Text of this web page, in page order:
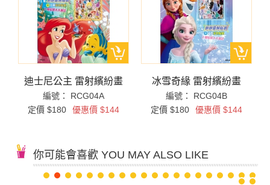
迪士尼公主 雷射繽紛畫
編號： RCG04A
定價 $180
優惠價 $144
冰雪奇緣 雷射繽紛畫
編號： RCG04B
定價 $180
優惠價 $144
你可能會喜歡 YOU MAY ALSO LIKE